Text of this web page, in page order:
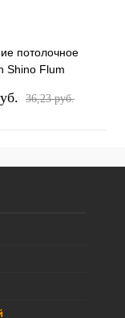
потолочное
Shino Flum
36,23 pуб.